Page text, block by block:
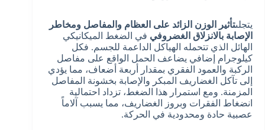
يتجلىتأثير الوزن الزائد على العظام والمفاصل ومخاطر
الإصابة بالانزلاق الغضروفي في الضغط الميكانيكي
الهائل الذي تتحمله الهياكل الداعمة للجسم. فكل
كيلوجرام إضافي يضاعف الحمل الواقع على مفاصل
الركبة والعمود الفقري بمقدار أربعة أضعاف، مما يؤدي
إلى تآكل الغضاريف المبكر والإصابة بخشونة المفاصل
المزمنة. ومع استمرار هذا الضغط، تزداد احتمالية
انضغاط الفقرات وبروز الغضاريف، مما يسبب آلاماً
عصبية حادة ومحدودية في الحركة.